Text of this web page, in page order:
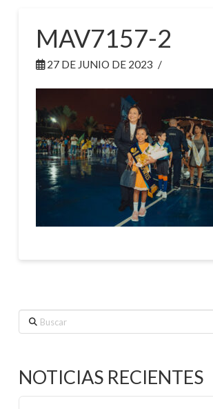
MAV7157-2
27 DE JUNIO DE 2023
Buscar
NOTICIAS RECIENTES